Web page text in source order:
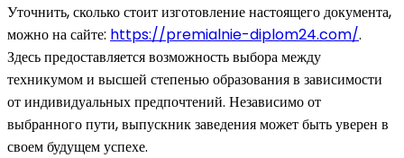
Уточнить, сколько стоит изготовление настоящего документа,
можно на сайте: https://premialnie-diplom24.com/.
Здесь предоставляется возможность выбора между
техникумом и высшей степенью образования в зависимости
от индивидуальных предпочтений. Независимо от
выбранного пути, выпускник заведения может быть уверен в
своем будущем успехе.